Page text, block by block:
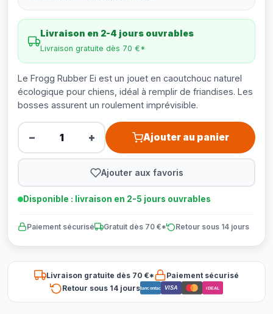
Livraison en 2-4 jours ouvrables
Livraison gratuite dès 70 €*
Le Frogg Rubber Ei est un jouet en caoutchouc naturel
écologique pour chiens, idéal à remplir de friandises. Les
bosses assurent un roulement imprévisible.
− + Ajouter au panier
Ajouter aux favoris
Disponible : livraison en 2-5 jours ouvrables
Paiement sécurisé Gratuit dès 70 €* Retour sous 14 jours
Livraison gratuite dès 70 €*
Paiement sécurisé
Retour sous 14 joursBancontact VISA iDEAL